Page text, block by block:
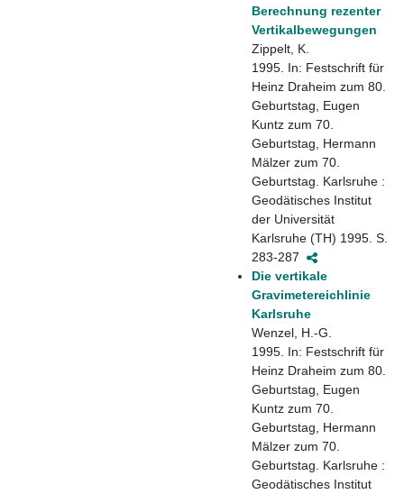
Berechnung rezenter
Vertikalbewegungen
Zippelt, K.
1995. In: Festschrift für
Heinz Draheim zum 80.
Geburtstag, Eugen
Kuntz zum 70.
Geburtstag, Hermann
Mälzer zum 70.
Geburtstag. Karlsruhe :
Geodätisches Institut
der Universität
Karlsruhe (TH) 1995. S.
283-287
Die vertikale
Gravimetereichlinie
Karlsruhe
Wenzel, H.-G.
1995. In: Festschrift für
Heinz Draheim zum 80.
Geburtstag, Eugen
Kuntz zum 70.
Geburtstag, Hermann
Mälzer zum 70.
Geburtstag. Karlsruhe :
Geodätisches Institut